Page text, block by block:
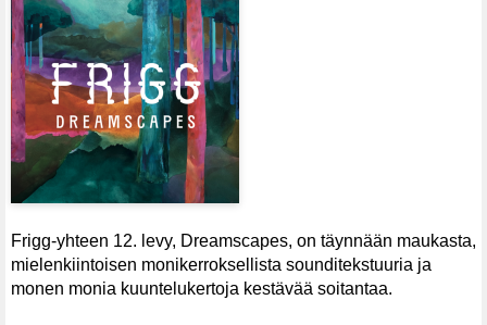
Frigg-yhteen 12. levy, Dreamscapes, on täynnään maukasta,
mielenkiintoisen monikerroksellista sounditekstuuria ja
monen monia kuuntelukertoja kestävää soitantaa.